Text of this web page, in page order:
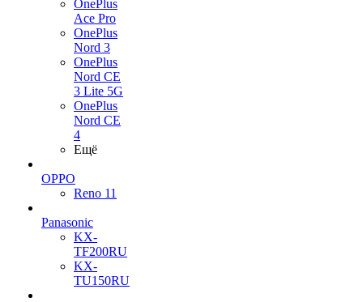
OnePlus
Ace Pro
OnePlus
Nord 3
OnePlus
Nord CE
3 Lite 5G
OnePlus
Nord CE
4
Ещё
OPPO
Reno 11
Panasonic
KX-
TF200RU
KX-
TU150RU